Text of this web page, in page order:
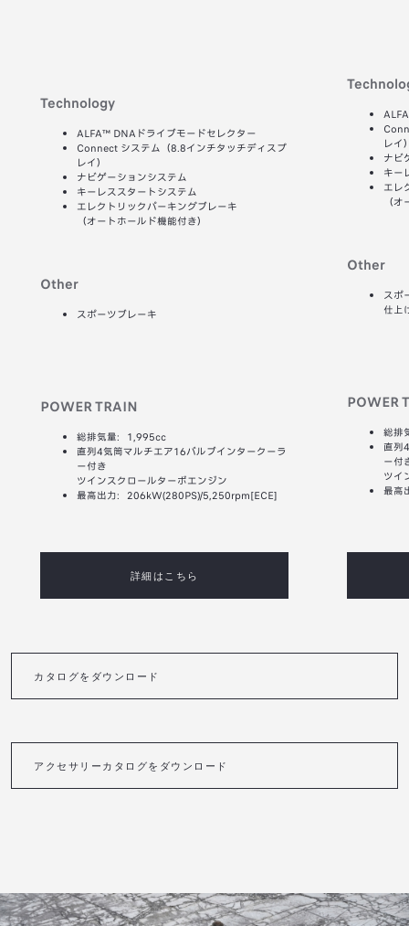
Technology
ALFA™ DNAドライブモードセレクター
Connect システム（8.8インチタッチディスプ
レイ）
ナビゲーションシステム
キーレススタートシステム
エレクトリックパーキングブレーキ
（オートホールド機能付き）
Other
スポーツブレーキ
POWER TRAIN
総排気量：1,995cc
直列4気筒マルチエア16バルブインタークーラ
ー付き
ツインスクロールターボエンジン
最高出力：206kW(280PS)/5,250rpm[ECE]
詳細はこちら
レイ
ナビ
キー
エレ
（
Other
スポ
仕上
POWER
総排
直列
ー付
ツイ
最高
カタログをダウンロード
アクセサリーカタログをダウンロード